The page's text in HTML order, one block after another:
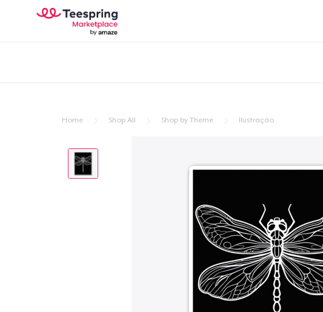
Home Shop All Shop by Theme Ilustração